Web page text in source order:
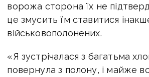
ворожа сторона їх не
це змусить їм ставитися
військовополонених.
«Я зустрічалася з багатьма
повернула з полону, і майже